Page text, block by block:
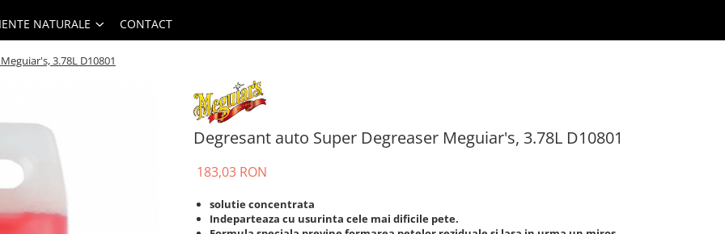
NATURALE CONTACT
3.78L D10801
Degresant auto Super Degreaser Meguiar's, 3.78L D10801
183,03 RON
solutie concentrata
Indeparteaza cu usurinta cele mai dificile pete.